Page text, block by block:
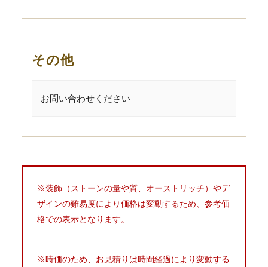
その他
お問い合わせください
※装飾（ストーンの量や質、オーストリッチ）やデ
ザインの難易度により価格は変動するため、参考価
格での表示となります。
※時価のため、お見積りは時間経過により変動する